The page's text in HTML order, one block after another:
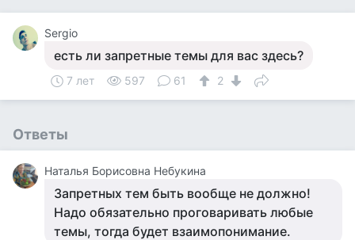
Sergio
есть ли запретные темы для вас здесь?
7 лет 597 61 2
Ответы
Наталья Борисовна Небукина
Запретных тем быть вообще не должно!
Надо обязательно проговаривать любые
темы, тогда будет взаимопонимание.